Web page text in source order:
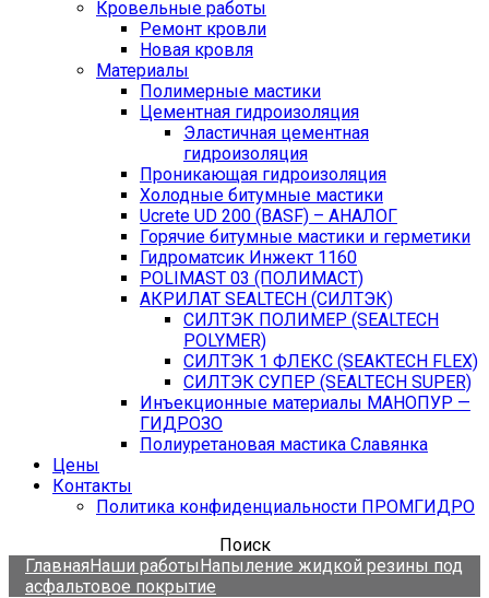
Кровельные работы
Ремонт кровли
Новая кровля
Материалы
Полимерные мастики
Цементная гидроизоляция
Эластичная цементная
гидроизоляция
Проникающая гидроизоляция
Холодные битумные мастики
Ucrete UD 200 (BASF) – АНАЛОГ
Горячие битумные мастики и герметики
Гидроматсик Инжект 1160
POLIMAST 03 (ПОЛИМАСТ)
АКРИЛАТ SEALTECH (СИЛТЭК)
СИЛТЭК ПОЛИМЕР (SEALTECH
POLYMER)
СИЛТЭК 1 ФЛЕКС (SEAKTECH FLEX)
СИЛТЭК СУПЕР (SEALTECH SUPER)
Инъекционные материалы МАНОПУР —
ГИДРОЗО
Полиуретановая мастика Славянка
Цены
Контакты
Политика конфиденциальности ПРОМГИДРО
Поиск
ГлавнаяНаши работыНапыление жидкой резины под
асфальтовое покрытие